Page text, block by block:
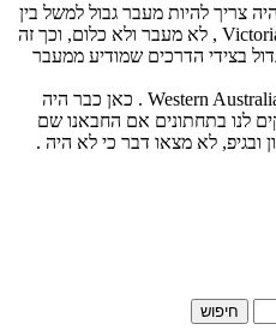
צריך להיות מעבר גבול למשל בין
מדינת New South Wales למדינת Victoria , לא מעבר ולא כלום, וכך זה
בצידי הדרכים שמודיע ממעבר
עד שמגיעים למעבר הגבול למדינת Western Australia . כאן כבר היה
לנו בתחתונים אם החבאנו שם
ובגיפ, לא מצאו דבר כי לא היה .